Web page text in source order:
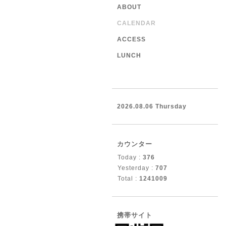
ABOUT
CALENDAR
ACCESS
LUNCH
2026.08.06 Thursday
カウンター
Today : 376
Yesterday : 707
Total : 1241009
携帯サイト